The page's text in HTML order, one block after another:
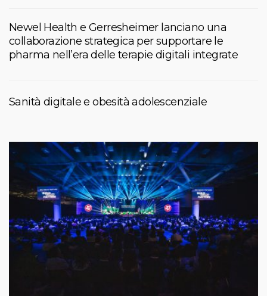
Newel Health e Gerresheimer lanciano una
collaborazione strategica per supportare le
pharma nell’era delle terapie digitali integrate
Sanità digitale e obesità adolescenziale